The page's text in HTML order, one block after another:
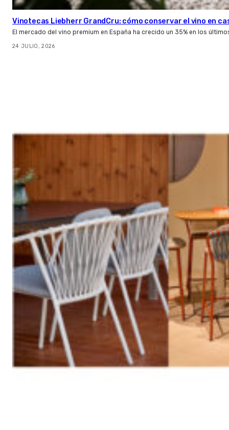
Vinotecas Liebherr GrandCru: cómo conservar el vino en
El mercado del vino premium en España ha crecido un 35% en los
24 JULIO, 2026